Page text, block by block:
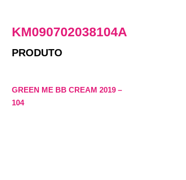
KM090702038104A
PRODUTO
GREEN ME BB CREAM 2019 –
104